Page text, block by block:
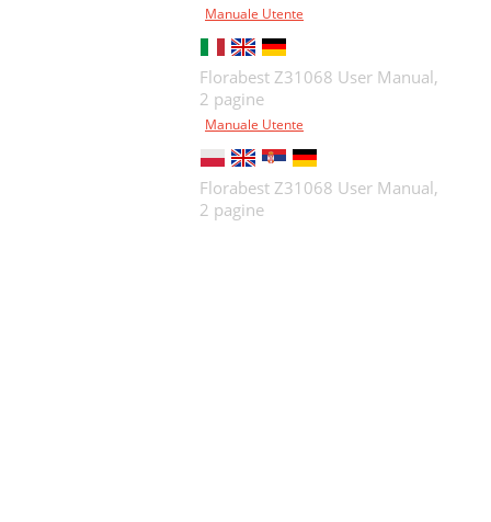
Manuale Utente
Florabest Z31068 User Manual,
2 pagine
Manuale Utente
Florabest Z31068 User Manual,
2 pagine